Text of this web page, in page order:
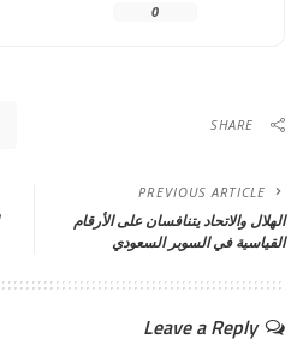
0
SHARE
PREVIOUS ARTICLE
الهلال والاتحاد يتنافسان على الأرقام
القياسية في السوبر السعودي
Leave a Reply